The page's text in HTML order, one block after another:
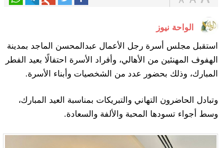
الواحة نيوز
استقبل مجلس أسرة رجل الأعمال عبدالمحسن الماجد بمدينة
الهفوف المهنئين من الأهالي، وأفراد الأسرة احتفالًا بعيد الفطر
المبارك، وذلك بحضور عدد من الشخصيات وأبناء الأسرة.
وتبادل الحاضرون التهاني والتبريكات بمناسبة العيد المبارك،
وسط أجواء تسودها المحبة والألفة والسعادة.